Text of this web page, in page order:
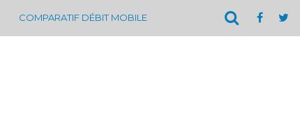
COMPARATIF DÉBIT MOBILE